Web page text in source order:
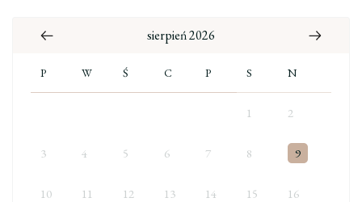
sierpień 2026
P W Ś C P S N
1 2
3 4 5 6 7 8 9
10 11 12 13 14 15 16